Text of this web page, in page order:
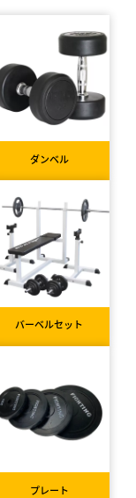
ダンベル
バーベルセット
プレート